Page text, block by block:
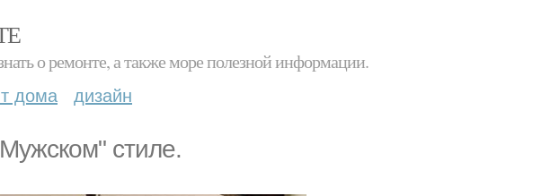
о ремонте, а также море полезной информации.
дома дизайн
стиле.